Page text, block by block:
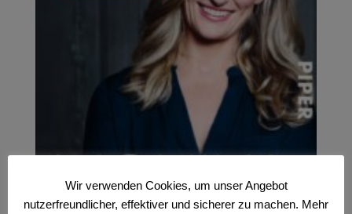
Wir verwenden Cookies, um unser Angebot
nutzerfreundlicher, effektiver und sicherer zu machen. Mehr